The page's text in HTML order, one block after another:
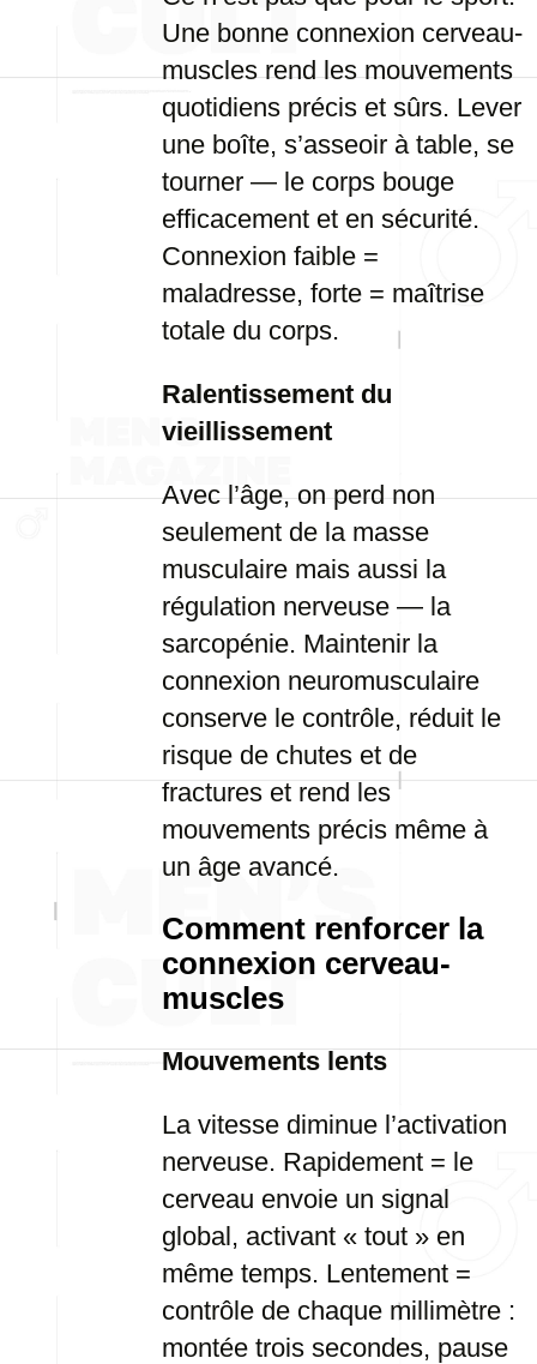
Une bonne connexion cerveau-
muscles rend les mouvements
quotidiens précis et sûrs. Lever
une boîte, s’asseoir à table, se
tourner — le corps bouge
efficacement et en sécurité.
Connexion faible =
maladresse, forte = maîtrise
totale du corps.
Ralentissement du
vieillissement
Avec l’âge, on perd non
seulement de la masse
musculaire mais aussi la
régulation nerveuse — la
sarcopénie. Maintenir la
connexion neuromusculaire
conserve le contrôle, réduit le
risque de chutes et de
fractures et rend les
mouvements précis même à
un âge avancé.
Comment renforcer la
connexion cerveau-
muscles
Mouvements lents
La vitesse diminue l’activation
nerveuse. Rapidement = le
cerveau envoie un signal
global, activant « tout » en
même temps. Lentement =
contrôle de chaque millimètre :
montée trois secondes, pause